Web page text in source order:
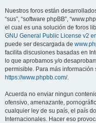
Nuestros foros están
“sus”, “software phpBB”,
el cual es una solución de foros
GNU General Public License v2
puede ser descargada de
facilita discusiones basadas en
lo que aprobamos y/o
permisible. Para más información
https://www.phpbb.com/.
Acuerda no enviar ningun
ofensivo, amenazante,
cualquier ley de su país, el país
Internacionales. Hacer eso